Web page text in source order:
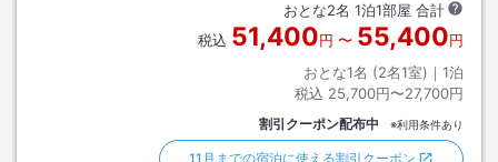
おとな2名 1泊1部屋 合計
税込 51,400円 〜 55,400円
おとな1名 (2名1室)｜ 1泊
税込 25,700円〜27,700円
割引クーポン配布中 ※利用条件あり
11月までの宿泊に使える割引クーポン